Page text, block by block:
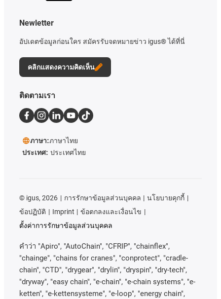
Newletter
อัปเดตข้อมูลก่อนใคร สมัครรับจดหมายข่าว igus® ได้ที่นี่
คลิกแสดงความคิดเห็น
ติดตามเรา
ภาษา:ภาษาไทย
ประเทศ: ประเทศไทย
© igus, 2026 การรักษาข้อมูลส่วนบุคคล
นโยบายคุกกี้
ข้อปฏิบัติ
Imprint
ข้อตกลงและเงื่อนไข
ตั้งค่าการรักษาข้อมูลส่วนบุคคล
คําว่า "Apiro", "AutoChain", "CFRIP", "chainflex",
"chainge", "chains for cranes", "conprotect", "cradle-
chain", "CTD", "drygear", "drylin", "dryspin", "dry-tech",
"dryway", "easy chain", "e-chain", "e-chain systems", "e-
ketten", "e-kettensysteme", "e-loop", "energy chain",